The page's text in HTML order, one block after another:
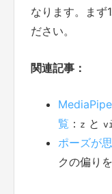
なります。まず
ださい。
関連記事：
覧 ： z と
ポーズが
クの偏り